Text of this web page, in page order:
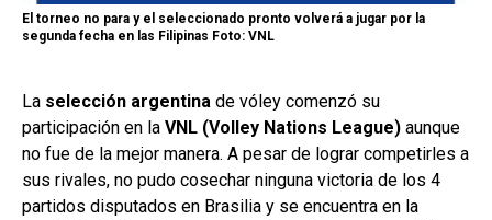
El torneo no para y el seleccionado pronto volverá a jugar por la
segunda fecha en las Filipinas Foto: VNL
La selección argentina de vóley comenzó su
participación en la VNL (Volley Nations League) aunque
no fue de la mejor manera. A pesar de lograr competirles a
sus rivales, no pudo cosechar ninguna victoria de los 4
partidos disputados en Brasilia y se encuentra en la